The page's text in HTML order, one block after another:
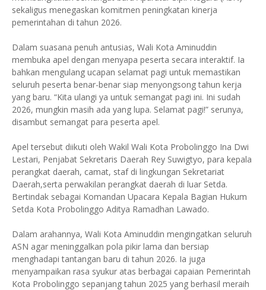
sekaligus menegaskan komitmen peningkatan kinerja
pemerintahan di tahun 2026.
Dalam suasana penuh antusias, Wali Kota Aminuddin
membuka apel dengan menyapa peserta secara interaktif. Ia
bahkan mengulang ucapan selamat pagi untuk memastikan
seluruh peserta benar-benar siap menyongsong tahun kerja
yang baru. “Kita ulangi ya untuk semangat pagi ini. Ini sudah
2026, mungkin masih ada yang lupa. Selamat pagi!” serunya,
disambut semangat para peserta apel.
Apel tersebut diikuti oleh Wakil Wali Kota Probolinggo Ina Dwi
Lestari, Penjabat Sekretaris Daerah Rey Suwigtyo, para kepala
perangkat daerah, camat, staf di lingkungan Sekretariat
Daerah,serta perwakilan perangkat daerah di luar Setda.
Bertindak sebagai Komandan Upacara Kepala Bagian Hukum
Setda Kota Probolinggo Aditya Ramadhan Lawado.
Dalam arahannya, Wali Kota Aminuddin mengingatkan seluruh
ASN agar meninggalkan pola pikir lama dan bersiap
menghadapi tantangan baru di tahun 2026. Ia juga
menyampaikan rasa syukur atas berbagai capaian Pemerintah
Kota Probolinggo sepanjang tahun 2025 yang berhasil meraih